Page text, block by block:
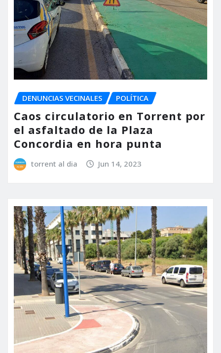
DENUNCIAS VECINALES POLÍTICA
Caos circulatorio en Torrent por
el asfaltado de la Plaza
Concordia en hora punta
torrent al dia Jun 14, 2023